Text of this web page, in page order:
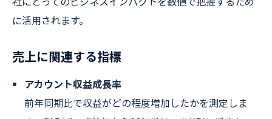
に活用されます。
売上に関連する指標
アカウント収益成長率
前年同期比で収益がどの程度増加したかを測定しま